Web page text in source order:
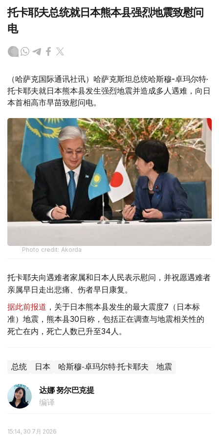
托卡耶夫总统就日本熊本县强烈地震致慰问
电
（哈萨克国际通讯社讯）哈萨克斯坦总统哈斯穆-卓玛尔特·
托卡耶夫就日本熊本县发生强烈地震并造成多人遇难，向日
本首相高市早苗致慰问电。
Photo credit: Akorda
托卡耶夫向遇难者家属和日本人民表示慰问，并祝愿遇难者
亲属早日走出悲痛、伤者早日康复。
据此前报道 ，关于日本熊本县发生的最大震度7（日本标
准）地震，熊本县30日称，包括正在调查与地震相关性的
死亡在内，死亡人数已升至34人。
总统 日本 哈斯穆-卓玛尔特·托卡耶夫 地震
达娜 努尔巴克提
编译
15:14, 30 7月 2026